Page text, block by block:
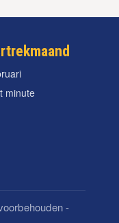
minute
-